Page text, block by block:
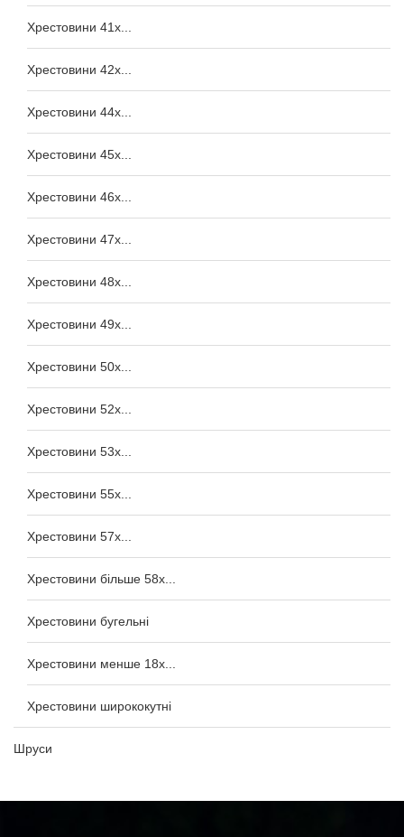
Хрестовини 41x...
Хрестовини 42x...
Хрестовини 44x...
Хрестовини 45x...
Хрестовини 46x...
Хрестовини 47x...
Хрестовини 48x...
Хрестовини 49x...
Хрестовини 50x...
Хрестовини 52x...
Хрестовини 53x...
Хрестовини 55x...
Хрестовини 57x...
Хрестовини більше 58x...
Хрестовини бугельні
Хрестовини менше 18x...
Хрестовини ширококутні
Шруси